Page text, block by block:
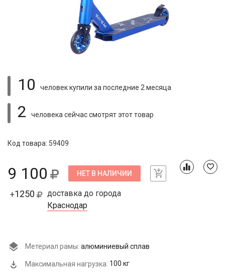
10 человек купили за последние 2 месяца
2 человека сейчас смотрятэтот товар
Код товара: 59409
9 100 НЕТ В НАЛИЧИИ
+1250
доставка до города
Краснодар
Метериал рамы: алюминиевый сплав
Максимальная нагрузка: 100 кг